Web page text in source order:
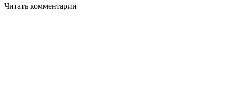
Читать комментарии